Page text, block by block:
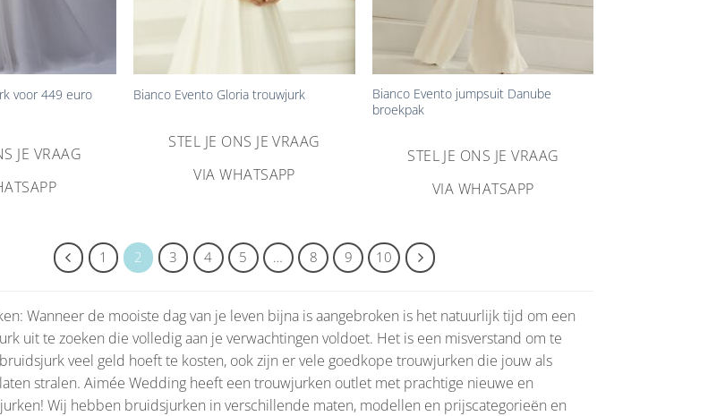
voor 449 euro
JE VRAAG
Bianco Evento Gloria trouwjurk
STEL JE ONS JE VRAAG
VIA WHATSAPP
Bianco Evento jumpsuit Danube
broekpak
STEL JE ONS JE VRAAG
VIA WHATSAPP
1 2 3 4 5 … 8 9 10
Wanneer de mooiste dag van je leven bijna is aangebroken is het natuurlijk tijd om een
uit te zoeken die volledig aan je verwachtingen voldoet. Het is een misverstand om te
veel geld hoeft te kosten, ook zijn er vele goedkope trouwjurken die jouw als
stralen. Aimée Wedding heeft een trouwjurken outlet met prachtige nieuwe en
Wij hebben bruidsjurken in verschillende maten, modellen en prijscategorieën en